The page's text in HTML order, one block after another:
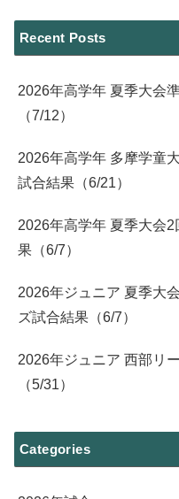
Recent Posts
2026年高学年 夏季大会
（7/12）
2026年高学年 多摩学童
試合結果（6/21）
2026年高学年 夏季大会
果（6/7）
2026年ジュニア 夏季大
ズ試合結果（6/7）
2026年ジュニア 西部リ
（5/31）
Categories